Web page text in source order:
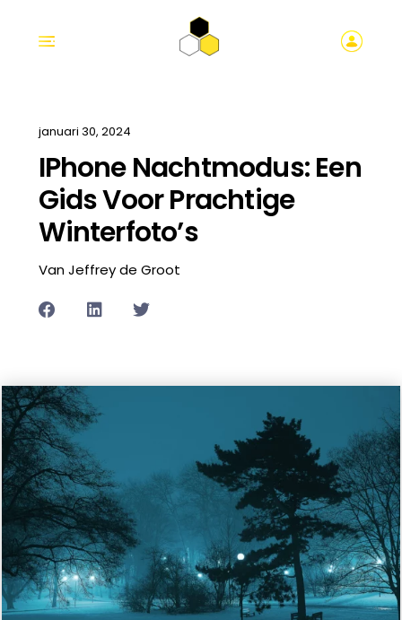
januari 30, 2024
IPhone Nachtmodus: Een
Gids Voor Prachtige
Winterfoto’s
Van Jeffrey de Groot